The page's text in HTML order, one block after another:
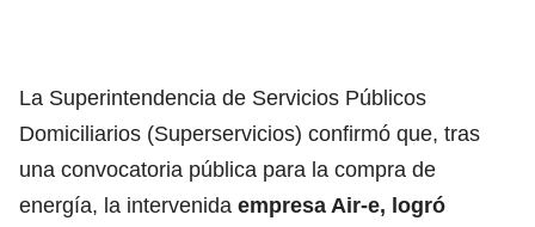
La Superintendencia de Servicios Públicos
Domiciliarios (Superservicios) confirmó que, tras
una convocatoria pública para la compra de
energía, la intervenida empresa Air-e, logró